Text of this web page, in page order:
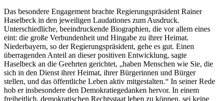
Das besondere Engagement brachte Regierungspräsident Rainer
Haselbeck in den jeweiligen Laudationes zum Ausdruck.
Unterschiedliche, beeindruckende Biographien, die vor allem eines
eint: die große Verbundenheit und Hingabe zu ihrer Heimat.
Niederbayern, so der Regierungspräsident, gehe es gut. Einen
überragenden Anteil an dieser positiven Entwicklung, sagte
Haselbeck an die Geehrten gerichtet, „haben Menschen wie Sie, die
sich in den Dienst ihrer Heimat, ihrer Bürgerinnen und Bürger
stellen, und das öffentliche Leben aktiv mitgestalten.“ In seiner Rede
hob er insbesondere den Demokratiegedanken hervor. In einem
freiheitlich, demokratischen Rechtsstaat leben zu können, sei keine